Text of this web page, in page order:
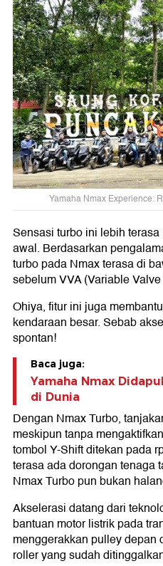
Yamaha Nmax Experience:
Sensasi turbo ini lebih
awal. Berdasarkan
turbo pada Nmax terasa di
sebelum VVA (Variable
Ohiya, fitur ini juga
kendaraan besar. Sebab
spontan!
Baca juga:
Yamaha Nmax
di Dunia
Dengan Nmax Turbo,
meskipun tanpa
tombol Y-Shift ditekan pada
terasa ada dorongan tenaga
Nmax Turbo pun bukan
Akselerasi datang dari
bantuan motor listrik pada
menggerakkan pulley
roller yang sudah